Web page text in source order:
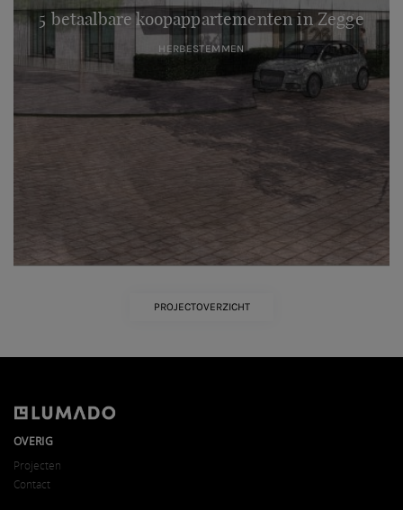
5 betaalbare koopappartementen in Zegge
HERBESTEMMEN
PROJECTOVERZICHT
OVERIG
Projecten
Contact